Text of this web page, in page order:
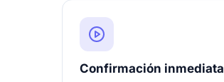
Confirmación inmediata